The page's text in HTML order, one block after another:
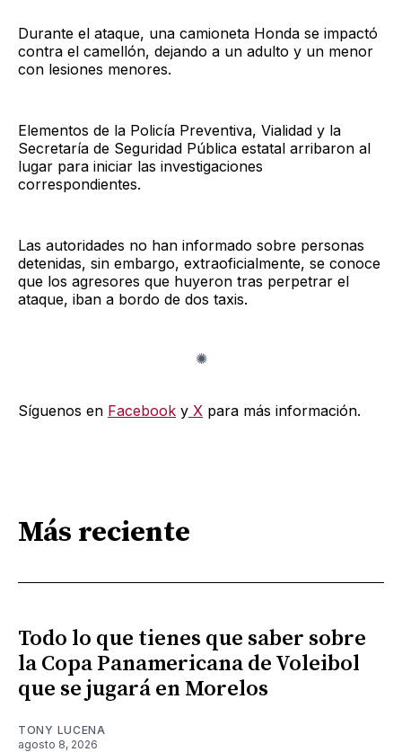
Durante el ataque, una camioneta Honda se impactó
contra el camellón, dejando a un adulto y un menor
con lesiones menores.
Elementos de la Policía Preventiva, Vialidad y la
Secretaría de Seguridad Pública estatal arribaron al
lugar para iniciar las investigaciones
correspondientes.
Las autoridades no han informado sobre personas
detenidas, sin embargo, extraoficialmente, se conoce
que los agresores que huyeron tras perpetrar el
ataque, iban a bordo de dos taxis.
Síguenos en Facebook y X para más información.
Más reciente
Todo lo que tienes que saber sobre
la Copa Panamericana de Voleibol
que se jugará en Morelos
TONY LUCENA
agosto 8, 2026